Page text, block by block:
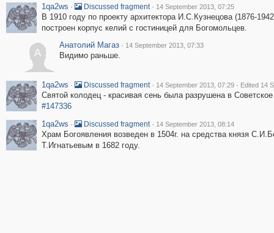
1qa2ws · Discussed fragment · 14 September 2013, 07:25
В 1910 году по проекту архитектора И.С.Кузнецова (1876-
построен корпус келий с гостиницей для Богомольцев.
А
Анатолий Магаз · 14 September 2013, 07:33
Видимо раньше.
1qa2ws · Discussed fragment · 14 September 2013, 07:29 · Edited 14
Святой колодец - красивая сень была разрушена в
#147336
1qa2ws · Discussed fragment · 14 September 2013, 08:14
Храм Богоявления возведен в 1504г. на средства князя
Т.Игнатьевым в 1682 году.